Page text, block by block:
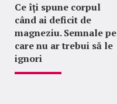
Ce îți spune corpul
când ai deficit de
magneziu. Semnale pe
care nu ar trebui să le
ignori